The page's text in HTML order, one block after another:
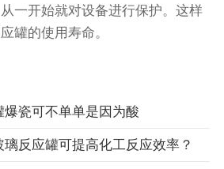
一开始就对设备进行保护。这样
罐的使用寿命。
爆瓷可不单单是因为酸
璃反应罐可提高化工反应效率？